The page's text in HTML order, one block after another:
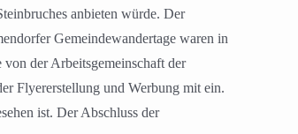
anbieten würde. Der
Gemeindewandertage waren in
der Arbeitsgemeinschaft der
Flyererstellung und Werbung mit ein.
ist. Der Abschluss der